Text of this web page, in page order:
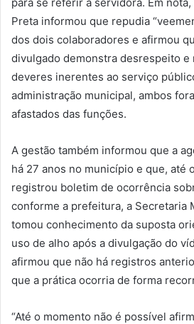
Preta informou que repudia
dos dois colaboradores e afirmou
divulgado demonstra desrespeito e
deveres inerentes ao serviço
administração municipal, ambos
afastados das funções.
A gestão também informou que a
há 27 anos no município e que, até
registrou boletim de ocorrência
conforme a prefeitura, a Secretaria
tomou conhecimento da suposta
uso de alho após a divulgação do
afirmou que não há registros
que a prática ocorria de forma
“Até o momento não é possível